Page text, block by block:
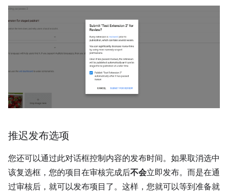
推迟发布选项
您还可以通过此对话框控制内容的发布时间。如果取消选中
该复选框，您的项目在审核完成后不会立即发布。而是在通
过审核后，就可以发布项目了。这样，您就可以等到准备就